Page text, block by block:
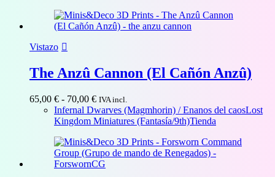
4,00 €
hasta
Vistazo
The Anzû Cannon (El Cañón Anzû)
65,00 € - 70,00 €Rango
de
precios:
65,00 €
hasta
70,00 €
IVA incl.
Infernal Dwarves (Magmhorin) / Enanos del caosLost
Kingdom Miniatures (Fantasía/9th)Tienda